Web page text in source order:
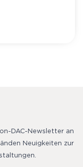
DAC-Newsletter an
Neuigkeiten zur